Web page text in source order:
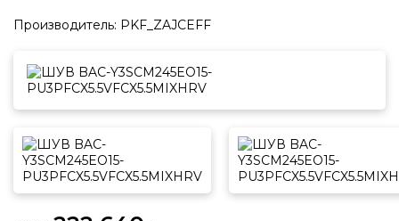
КАТАЛОГ
Датчики
Регуляторы оборотов
Приводы
СТАТЬИ
БИБЛИОТЕКА
Производитель: PKF_ZAJCEFF